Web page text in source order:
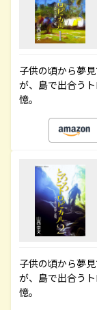
子供の頃から夢
が、島で出合う
憶。
子供の頃から夢
が、島で出合う
憶。